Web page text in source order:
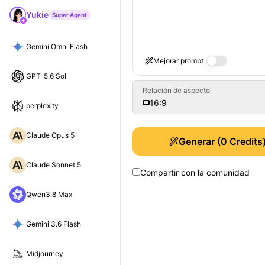
Yukie Super Agent
Gemini Omni Flash
GPT-5.6 Sol
perplexity
Claude Opus 5
Claude Sonnet 5
Qwen3.8 Max
Gemini 3.6 Flash
Midjourney
Mejorar prompt
Relación de aspecto
16:9
Generar (0
Compartir con la comunidad